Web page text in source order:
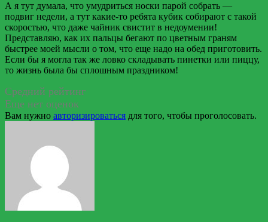
А я тут думала, что умудриться носки парой собрать —
подвиг недели, а тут какие-то ребята кубик собирают с такой
скоростью, что даже чайник свистит в недоумении!
Представляю, как их пальцы бегают по цветным граням
быстрее моей мысли о том, что еще надо на обед приготовить.
Если бы я могла так же ловко складывать пинетки или пиццу,
то жизнь была бы сплошным праздником!
Средний рейтинг
Еще нет оценок
Вам нужно авторизироваться для того, чтобы проголосовать.